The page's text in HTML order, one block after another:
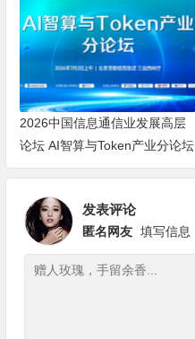
2026中国信息通信业发展高层
论坛 AI智算与Token产业分论坛
顺利举办
发表评论
匿名网友 填写信息